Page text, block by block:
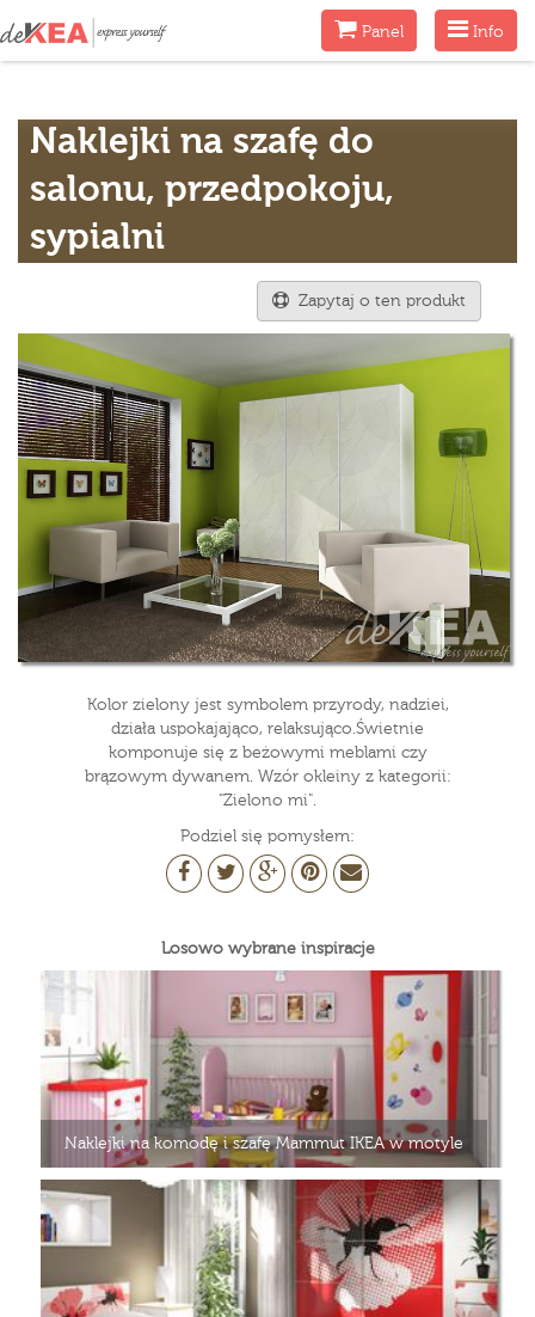
Menu
Info
MenuPanel
Naklejki na szafę do
salonu, przedpokoju,
sypialni
Zapytaj o ten produkt
Kolor zielony jest symbolem przyrody, nadziei,
działa uspokajająco, relaksująco.Świetnie
komponuje się z beżowymi meblami czy
brązowym dywanem. Wzór okleiny z kategorii:
"Zielono mi".
Podziel się pomysłem:
Losowo wybrane inspiracje
Naklejki na komodę i szafę Mammut IKEA w motyle